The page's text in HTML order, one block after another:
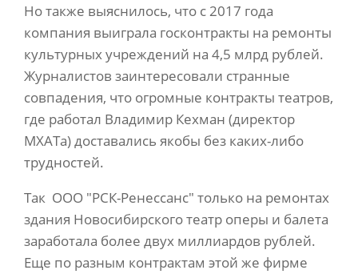
Но также выяснилось, что с 2017 года
компания выиграла госконтракты на ремонты
культурных учреждений на 4,5 млрд рублей.
Журналистов заинтересовали странные
совпадения, что огромные контракты театров,
где работал Владимир Кехман (директор
МХАТа) доставались якобы без каких-либо
трудностей.
Так ООО "РСК-Ренессанс" только на ремонтах
здания Новосибирского театр оперы и балета
заработала более двух миллиардов рублей.
Еще по разным контрактам этой же фирме